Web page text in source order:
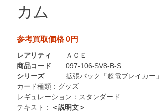
カム
参考買取価格 0円
レアリティ
ＡＣＥ
商品コード
097-106-SV8-B-S
シリーズ
拡張パック「超電ブレイカー」
カード種類： グッズ
レギュレーション： スタンダード
テキスト： ＜説明文＞